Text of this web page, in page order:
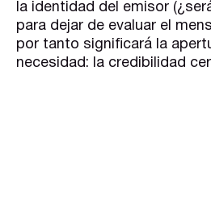
la identidad del emisor
para dejar de evaluar el
por tanto significará la
necesidad: la credibilidad